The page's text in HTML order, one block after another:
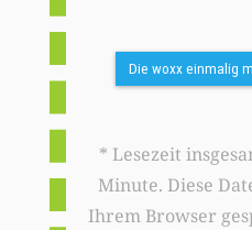
Die woxx einmalig
* Lesezeit
Minute. Diese
Ihrem Browser